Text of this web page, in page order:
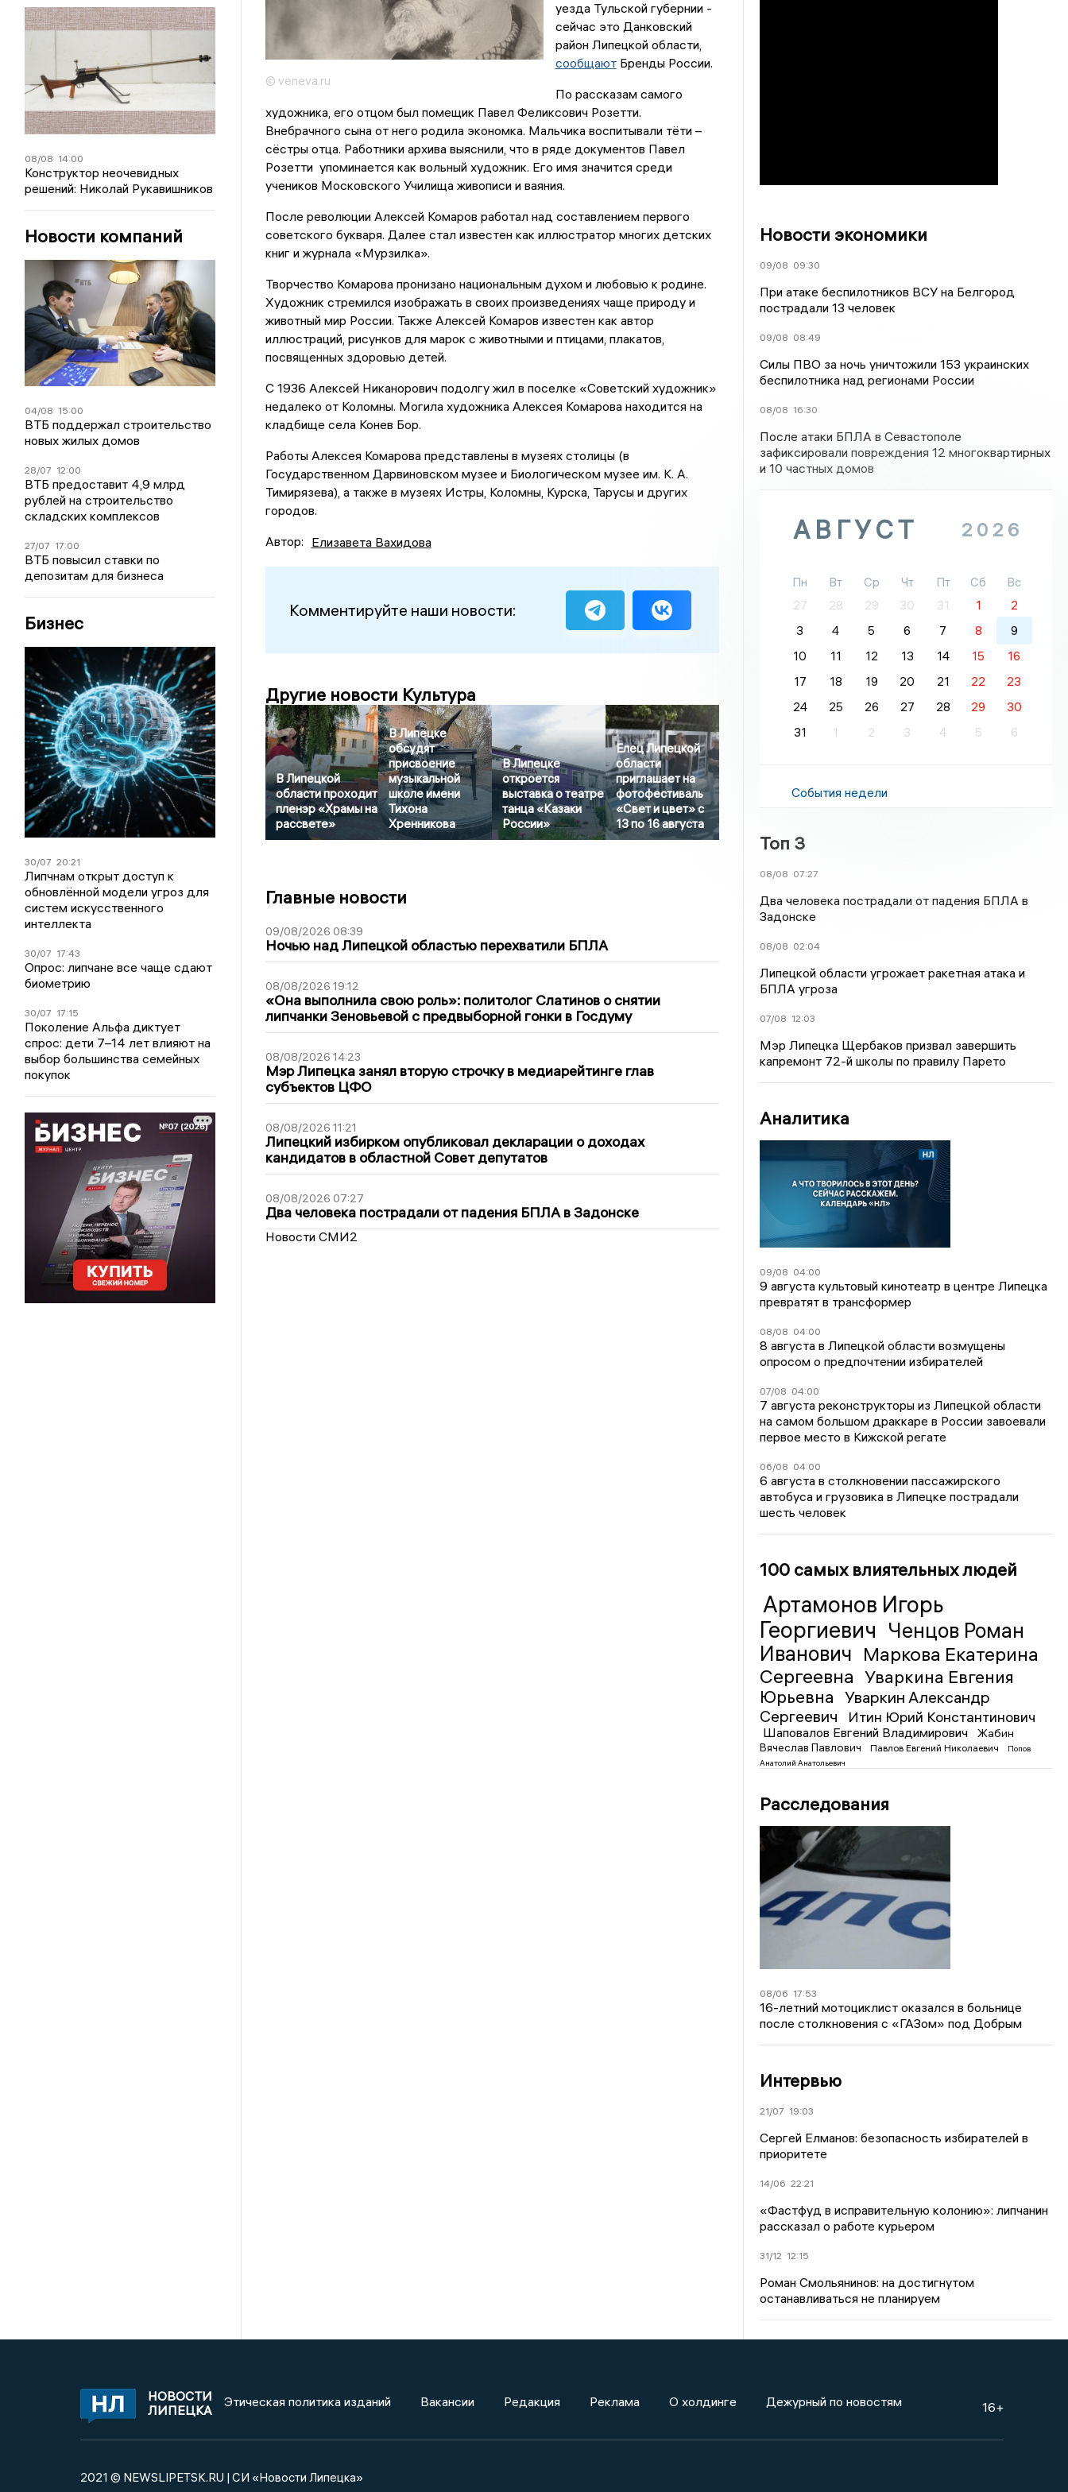
08/08 14:00
Конструктор неочевидных
решений: Николай Рукавишников
Новости компаний
04/08 15:00
ВТБ поддержал строительство
новых жилых домов
28/07 12:00
ВТБ предоставит 4,9 млрд
рублей на строительство
складских комплексов
27/07 17:00
ВТБ повысил ставки по
депозитам для бизнеса
Бизнес
30/07 20:21
Липчнам открыт доступ к
обновлённой модели угроз для
систем искусственного
интеллекта
30/07 17:43
Опрос: липчане все чаще сдают
биометрию
30/07 17:15
Поколение Альфа диктует
спрос: дети 7–14 лет влияют на
выбор большинства семейных
покупок
© veneva.ru
уезда Тульской губернии -
сейчас это Данковский
район Липецкой области,
сообщаютБренды России.
По рассказам самого
художника, его отцом был помещик Павел Феликсович Розетти.
Внебрачного сына от него родила экономка. Мальчика воспитывали тёти –
сёстры отца. Работники архива выяснили, что в ряде документов Павел
Розетти упоминается как вольный художник. Его имя значится среди
учеников Московского Училища живописи и ваяния.
После революции Алексей Комаров работал над составлением первого
советского букваря. Далее стал известен как иллюстратор многих детских
книг и журнала «Мурзилка».
Творчество Комарова пронизано национальным духом и любовью к родине.
Художник стремился изображать в своих произведениях чаще природу и
животный мир России. Также Алексей Комаров известен как автор
иллюстраций, рисунков для марок с животными и птицами, плакатов,
посвященных здоровью детей.
С 1936 Алексей Никанорович подолгу жил в поселке «Советский художник»
недалеко от Коломны. Могила художника Алексея Комарова находится на
кладбище села Конев Бор.
Работы Алексея Комарова представлены в музеях столицы (в
Государственном Дарвиновском музее и Биологическом музее им. К. А.
Тимирязева), а также в музеях Истры, Коломны, Курска, Тарусы и других
городов.
Автор: Елизавета Вахидова
Комментируйте наши новости:
Другие новости Культура
В Липецкой
области проходит
пленэр «Храмы на
рассвете»
В Липецке
обсудят
присвоение
музыкальной
школе имени
Тихона
Хренникова
В Липецке
откроется
выставка о театре
танца «Казаки
России»
Елец Липецкой
области
приглашает на
фотофестиваль
«Свет и цвет» с
13 по 16 августа
Главные новости
09/08/2026 08:39
Ночью над Липецкой областью перехватили БПЛА
08/08/2026 19:12
«Она выполнила свою роль»: политолог Слатинов о снятии
липчанки Зеновьевой с предвыборной гонки в Госдуму
08/08/2026 14:23
Мэр Липецка занял вторую строчку в медиарейтинге глав
субъектов ЦФО
08/08/2026 11:21
Липецкий избирком опубликовал декларации о доходах
кандидатов в областной Совет депутатов
08/08/2026 07:27
Два человека пострадали от падения БПЛА в Задонске
Новости СМИ2
Новости экономики
09/08 09:30
При атаке беспилотников ВСУ на Белгород
пострадали 13 человек
09/08 08:49
Силы ПВО за ночь уничтожили 153 украинских
беспилотника над регионами России
08/08 16:30
После атаки БПЛА в Севастополе
зафиксировали повреждения 12 многоквартирных
и 10 частных домов
АВГУСТ 2026
Пн Вт Ср Чт Пт Сб
Вс
27
28 29 30 31 1
2
3
4 5 6 7 8
9
10
11 12 13 14 15
16
17
18 19 20 21 22
23
24
25 26 27 28 29
30
31
1 2 3 4 5 6
События недели
Топ 3
08/08 07:27
Два человека пострадали от падения БПЛА в
Задонске
08/08 02:04
Липецкой области угрожает ракетная атака и
БПЛА угроза
07/08 12:03
Мэр Липецка Щербаков призвал завершить
капремонт 72-й школы по правилу Парето
Аналитика
09/08 04:00
9 августа культовый кинотеатр в центре Липецка
превратят в трансформер
08/08 04:00
8 августа в Липецкой области возмущены
опросом о предпочтении избирателей
07/08 04:00
7 августа реконструкторы из Липецкой области
на самом большом драккаре в России завоевали
первое место в Кижской регате
06/08 04:00
6 августа в столкновении пассажирского
автобуса и грузовика в Липецке пострадали
шесть человек
100 самых влиятельных людей
Артамонов Игорь
Георгиевич Ченцов Роман
Иванович Маркова Екатерина
Сергеевна Уваркина Евгения
Юрьевна
Уваркин Александр
Сергеевич
Итин Юрий Константинович
Шаповалов Евгений Владимирович
Жабин
Вячеслав Павлович
Павлов Евгений Николаевич
Попов
Анатолий Анатольевич
Расследования
08/06 17:53
16-летний мотоциклист оказался в больнице
после столкновения с «ГАЗом» под Добрым
Интервью
21/07 19:03
Сергей Елманов: безопасность избирателей в
приоритете
14/06 22:21
«Фастфуд в исправительную колонию»: липчанин
рассказал о работе курьером
31/12 12:15
Роман Смольянинов: на достигнутом
останавливаться не планируем
НОВОСТИ
ЛИПЕЦКА
Этическая политика изданий Вакансии Редакция Реклама О холдинге Дежурный по новостям 16+
2021 © NEWSLIPETSK.RU | СИ «Новости Липецка»